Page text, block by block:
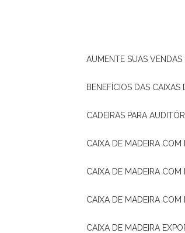
AUMENTE SUAS
BENEFÍCIOS DAS
CADEIRAS PARA
CAIXA DE MADEIRA
CAIXA DE MADEIRA
CAIXA DE MADEIRA
CAIXA DE MADEIRA